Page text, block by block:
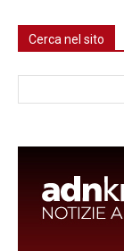
Cerca nel sito